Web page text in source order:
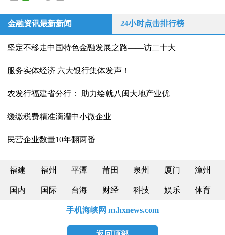
金融资讯最新新闻 24小时点击排行榜
坚定不移走中国特色金融发展之路——访二十大
服务实体经济 六大银行集体发声！
农发行福建省分行： 助力绘就八闽大地产业优
缓缴税费精准滴灌中小微企业
民营企业数量10年翻两番
福建 福州 平潭 莆田 泉州 厦门 漳州
国内 国际 台海 财经 科技 娱乐 体育
手机海峡网 m.hxnews.com